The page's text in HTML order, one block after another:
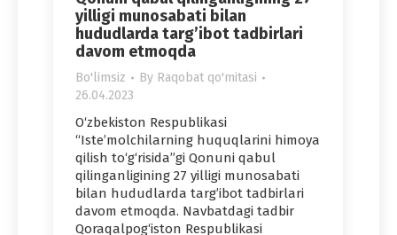
yilligi munosabati bilan
hududlarda targ’ibot tadbirlari
davom etmoqda
Bo'limsiz By Raqobat qo'mitasi
26.04.2023
O‘zbekiston Respublikasi
“Isteʼmolchilarning huquqlarini himoya
qilish to‘g‘risida”gi Qonuni qabul
qilinganligining 27 yilligi munosabati
bilan hududlarda targ’ibot tadbirlari
davom etmoqda. Navbatdagi tadbir
Qoraqalpog‘iston Respublikasi